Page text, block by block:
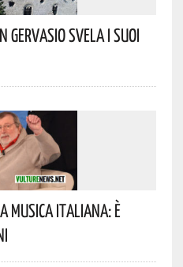
Gervasio Svela I Suoi
Musica Italiana: È